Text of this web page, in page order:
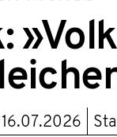
16.07.2026